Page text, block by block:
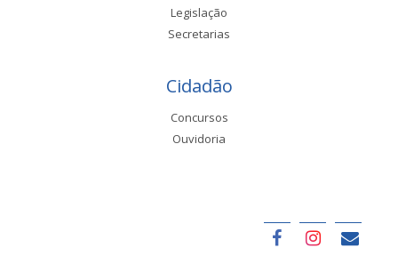
Legislação
Secretarias
Cidadão
Concursos
Ouvidoria